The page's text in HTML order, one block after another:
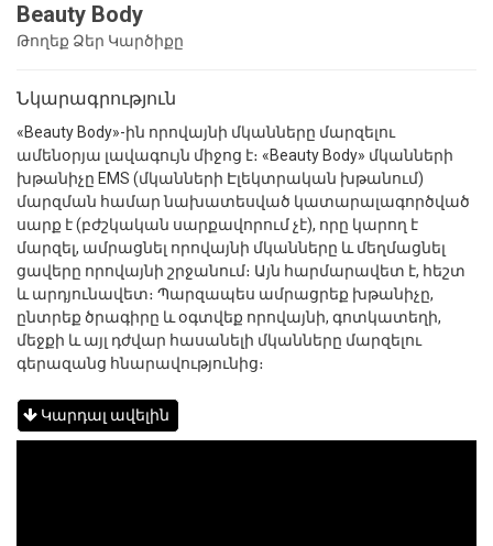
Beauty Body
Թողեք Ձեր Կարծիքը
Նկարագրություն
«Beauty Body»-ին որովայնի մկանները մարզելու
ամենօրյա լավագույն միջոց է։ «Beauty Body» մկանների
խթանիչը EMS (մկանների Էլեկտրական խթանում)
մարզման համար նախատեսված կատարալագործված
սարք է (բժշկական սարքավորում չէ), որը կարող է
մարզել, ամրացնել որովայնի մկանները և մեղմացնել
ցավերը որովայնի շրջանում։ Այն հարմարավետ է, հեշտ
և արդյունավետ։ Պարզապես ամրացրեք խթանիչը,
ընտրեք ծրագիրը և օգտվեք որովայնի, գոտկատեղի,
մեջքի և այլ դժվար հասանելի մկանները մարզելու
գերազանց հնարավությունից։
Կարդալ ավելին